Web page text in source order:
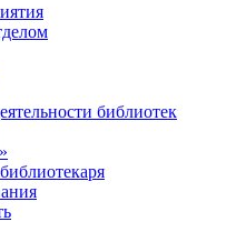
библиотек